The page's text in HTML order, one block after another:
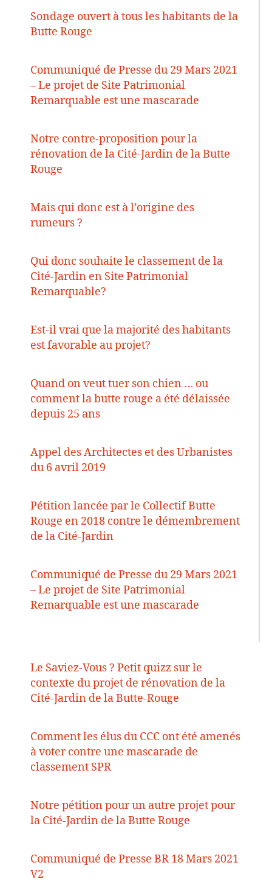
Sondage ouvert à tous les habitants de la
Butte Rouge
Communiqué de Presse du 29 Mars 2021
– Le projet de Site Patrimonial
Remarquable est une mascarade
Notre contre-proposition pour la
rénovation de la Cité-Jardin de la Butte
Rouge
Mais qui donc est à l’origine des
rumeurs ?
Qui donc souhaite le classement de la
Cité-Jardin en Site Patrimonial
Remarquable?
Est-il vrai que la majorité des habitants
est favorable au projet?
Quand on veut tuer son chien … ou
comment la butte rouge a été délaissée
depuis 25 ans
Appel des Architectes et des Urbanistes
du 6 avril 2019
Pétition lancée par le Collectif Butte
Rouge en 2018 contre le démembrement
de la Cité-Jardin
Communiqué de Presse du 29 Mars 2021
– Le projet de Site Patrimonial
Remarquable est une mascarade
Le Saviez-Vous ? Petit quizz sur le
contexte du projet de rénovation de la
Cité-Jardin de la Butte-Rouge
Comment les élus du CCC ont été amenés
à voter contre une mascarade de
classement SPR
Notre pétition pour un autre projet pour
la Cité-Jardin de la Butte Rouge
Communiqué de Presse BR 18 Mars 2021
V2